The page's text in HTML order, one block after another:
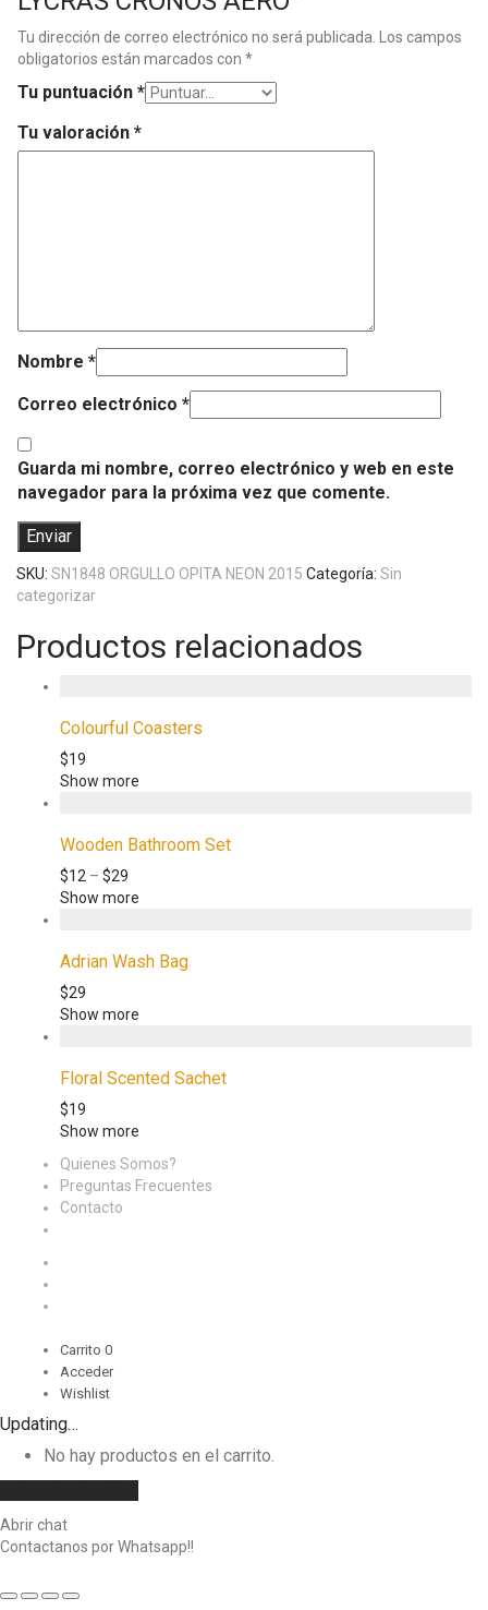
Tu dirección de correo electrónico no será publicada. Los campos
obligatorios están marcados con *
Tu puntuación *
Tu valoración *
Nombre *
Correo electrónico *
Guarda mi nombre, correo electrónico y web en este
navegador para la próxima vez que comente.
SKU: SN1848 ORGULLO OPITA NEON 2015 Categoría: Sin
categorizar
Productos relacionados
Colourful Coasters
$19
Show more
Wooden Bathroom Set
$12 – $29
Show more
Adrian Wash Bag
$29
Show more
Floral Scented Sachet
$19
Show more
Quienes Somos?
Preguntas Frecuentes
Contacto
Carrito 0
Acceder
Wishlist
Updating…
No hay productos en el carrito.
Abrir chat
Contactanos por Whatsapp!!